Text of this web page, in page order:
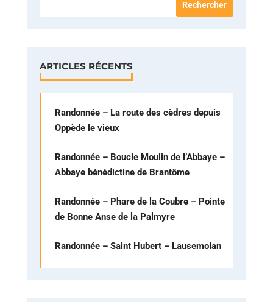
ARTICLES RÉCENTS
Randonnée – La route des cèdres depuis
Oppède le vieux
Randonnée – Boucle Moulin de l’Abbaye –
Abbaye bénédictine de Brantôme
Randonnée – Phare de la Coubre – Pointe
de Bonne Anse de la Palmyre
Randonnée – Saint Hubert – Lausemolan